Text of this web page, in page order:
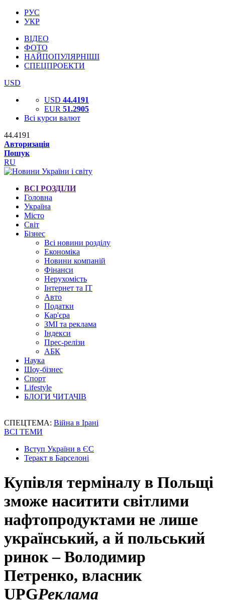
РУС
УКР
ВІДЕО
ФОТО
НАЙПОПУЛЯРНІШІ
СПЕЦПРОЕКТИ
USD
USD 44.4191
EUR 51.2905
Всі курси валют
44.4191
Авторизація
Пошук
RU
ВСІ РОЗДІЛИ
Головна
Україна
Місто
Світ
Бізнес
Всі новини розділу
Економіка
Новини компаній
Фінанси
Нерухомість
Інтернет та IT
Авто
Податки
Кар'єра
ЗМІ та реклама
Індекси
Прес-релізи
АБК
Наука
Шоу-бізнес
Спорт
Lifestyle
БЛОГИ ЧИТАЧІВ
СПЕЦТЕМА: Війна в Ірані
ВСІ ТЕМИ
Вступ України в ЄС
Теракт в Барселоні
Купівля терміналу в Польщі
зможе наситити світлими
нафтопродуктами не лише
український, а й польський
ринок – Володимир
Петренко, власник
UPGРеклама